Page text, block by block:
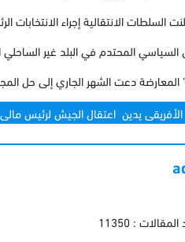
السلطات الانتقالية إجراء الانتخابات
البلد غير الساحلي الذي يبلغ سكانه 19 مليون نسمة كثيرا ما أثار شكوكا حول
الأفريقى يدين اعتقال الجيش لرئيس مالى
: 11350